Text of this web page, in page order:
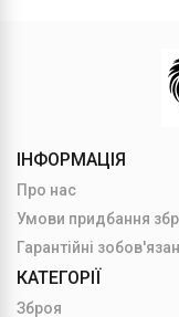
ІНФОРМАЦІЯ
Про нас
Умови придбання
Гарантійні
КАТЕГОРІЇ
Зброя